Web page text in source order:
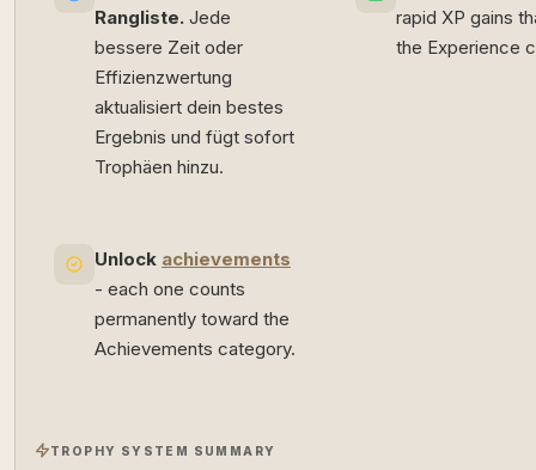
Rangliste. Jede
bessere Zeit oder
Effizienzwertung
aktualisiert dein bestes
Ergebnis und fügt sofort
Trophäen hinzu.
rapid XP gains
the Experience
Unlock achievements
- each one counts
permanently toward the
Achievements category.
TROPHY SYSTEM SUMMARY